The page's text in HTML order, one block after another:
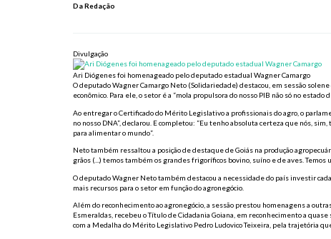
Da Redação
Divulgação
Ari Diógenes foi homenageado pelo deputado estadual Wagner Camargo
O deputado Wagner Camargo Neto (Solidariedade) destacou, em sessão
econômico. Para ele, o setor é a “mola propulsora do nosso PIB não só no estado
Ao entregar o Certificado do Mérito Legislativo a profissionais do agro, o
no nosso DNA”, declarou. E completou: “Eu tenho absoluta certeza que nós,
para alimentar o mundo”.
Neto também ressaltou a posição de destaque de Goiás na produção
grãos (...) temos também os grandes frigoríficos bovino, suíno e de aves.
O deputado Wagner Neto também destacou a necessidade do país investir
mais recursos para o setor em função do agronegócio.
Além do reconhecimento ao agronegócio, a sessão prestou homenagens a
Esmeraldas, recebeu o Título de Cidadania Goiana, em reconhecimento a
com a Medalha do Mérito Legislativo Pedro Ludovico Teixeira, pela trajetória